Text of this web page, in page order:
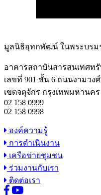
มูลนิธิอุทกพัฒน์ ในพระบร
อาคารสถาบันสารสนเทศท
เลขที่ 901 ชั้น 6 ถนนงามวง
เขตจตุจักร กรุงเทพมหานคร
02 158 0999
02 158 0998
องค์ความรู้
การดำเนินงาน
เครือข่ายชุมชน
ร่วมงานกับเรา
ติดต่อเรา